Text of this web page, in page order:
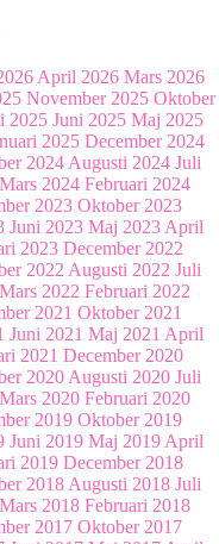
April 2026 Mars 2026
November 2025 Oktober
2025 Juni 2025 Maj 2025
2025 December 2024
2024 Augusti 2024 Juli
Mars 2024 Februari 2024
2023 Oktober 2023
Juni 2023 Maj 2023 April
2023 December 2022
2022 Augusti 2022 Juli
Mars 2022 Februari 2022
2021 Oktober 2021
Juni 2021 Maj 2021 April
2021 December 2020
2020 Augusti 2020 Juli
Mars 2020 Februari 2020
2019 Oktober 2019
Juni 2019 Maj 2019 April
2019 December 2018
2018 Augusti 2018 Juli
Mars 2018 Februari 2018
2017 Oktober 2017